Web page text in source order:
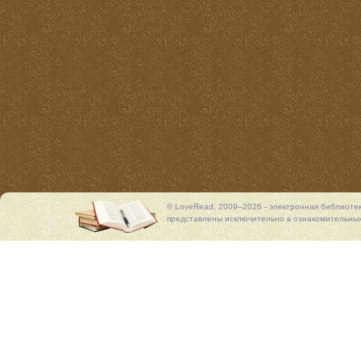
© LoveRead, 2009–2026 - электронная
представлены исключительно в